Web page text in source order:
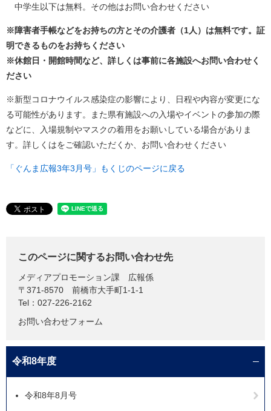
中学生以下は無料。その他はお問い合わせください
※障害者手帳などをお持ちの方とその介護者（1人）は無料です。証
明できるものをお持ちください
※休館日・開館時間など、詳しくは事前に各施設へお問い合わせく
ださい
※新型コロナウイルス感染症の影響により、日程や内容が変更にな
る可能性があります。また県有施設への入場やイベントの参加の際
などに、入場規制やマスクの着用をお願いしている場合がありま
す。詳しくはをご確認いただくか、お問い合わせください
「ぐんま広報3年3月号」もくじのページに戻る
このページに関するお問い合わせ先
メディアプロモーション課
広報係
〒371-8570
前橋市大手町1-1-1
Tel：027-226-2162
お問い合わせフォーム
令和8年度
令和8年8月号